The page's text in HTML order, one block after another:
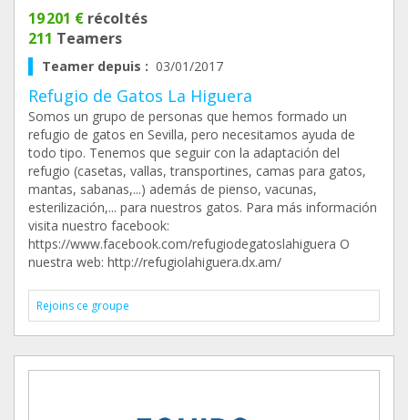
19 201 € récoltés
211 Teamers
Teamer depuis : 03/01/2017
Refugio de Gatos La Higuera
Somos un grupo de personas que hemos formado un
refugio de gatos en Sevilla, pero necesitamos ayuda de
todo tipo. Tenemos que seguir con la adaptación del
refugio (casetas, vallas, transportines, camas para gatos,
mantas, sabanas,...) además de pienso, vacunas,
esterilización,... para nuestros gatos. Para más información
visita nuestro facebook:
https://www.facebook.com/refugiodegatoslahiguera O
nuestra web: http://refugiolahiguera.dx.am/
Rejoins ce groupe